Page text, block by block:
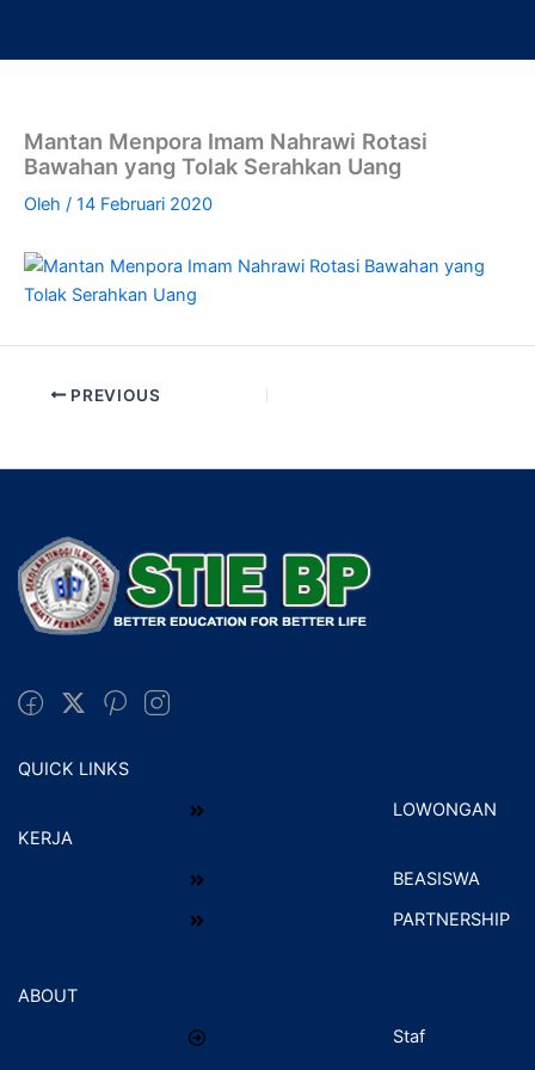
Mantan Menpora Imam Nahrawi Rotasi
Bawahan yang Tolak Serahkan Uang
Oleh / 14 Februari 2020
PREVIOUS
QUICK LINKS
LOWONGAN
KERJA
BEASISWA
PARTNERSHIP
ABOUT
Staf